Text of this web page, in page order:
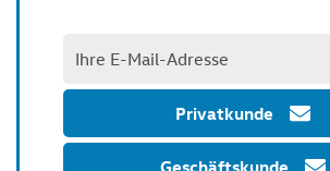
Privatkunde